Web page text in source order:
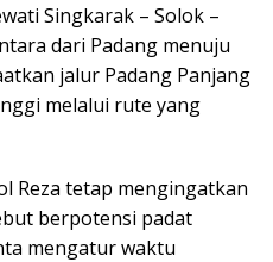
Singkarak – Solok –
dari Padang menuju
jalur Padang Panjang
melalui rute yang
Reza tetap mengingatkan
berpotensi padat
mengatur waktu